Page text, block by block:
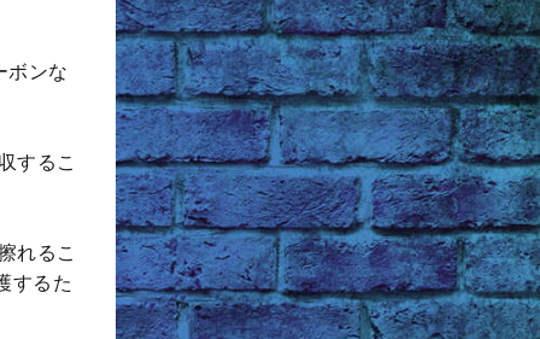
ボンな
するこ
れるこ
するた